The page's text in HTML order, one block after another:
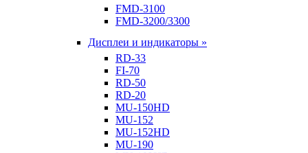
FMD-3100
FMD-3200/3300
Дисплеи и индикаторы »
RD-33
FI-70
RD-50
RD-20
MU-150HD
MU-152
MU-152HD
MU-190